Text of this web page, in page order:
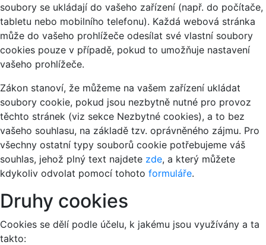
soubory se ukládají do vašeho zařízení (např. do počítače,
tabletu nebo mobilního telefonu). Každá webová stránka
může do vašeho prohlížeče odesílat své vlastní soubory
cookies pouze v případě, pokud to umožňuje nastavení
vašeho prohlížeče.
Zákon stanoví, že můžeme na vašem zařízení ukládat
soubory cookie, pokud jsou nezbytně nutné pro provoz
těchto stránek (viz sekce Nezbytné cookies), a to bez
vašeho souhlasu, na základě tzv. oprávněného zájmu. Pro
všechny ostatní typy souborů cookie potřebujeme váš
souhlas, jehož plný text najdete zde, a který můžete
kdykoliv odvolat pomocí tohoto formuláře.
Druhy cookies
Cookies se dělí podle účelu, k jakému jsou využívány a ta
takto: